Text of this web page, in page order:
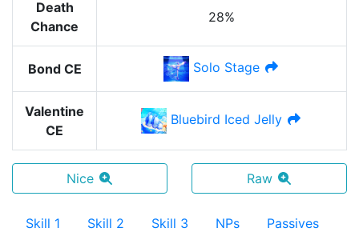
Death
Chance
28%
Bond CE Solo Stage
Valentine
CE
Bluebird Iced Jelly
Nice Raw
Skill 1 Skill 2 Skill 3 NPs Passives